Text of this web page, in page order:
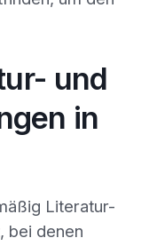
und
in
Literatur-
bei denen